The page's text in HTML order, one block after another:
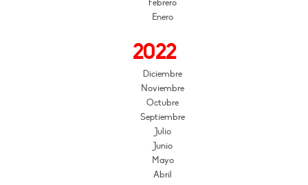
Febrero
Enero
2022
Diciembre
Noviembre
Octubre
Septiembre
Julio
Junio
Mayo
Abril